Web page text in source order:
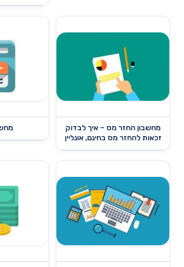
מחשבון החזר מס – איך לבדוק
זכאות להחזר מס בחינם, אונליין